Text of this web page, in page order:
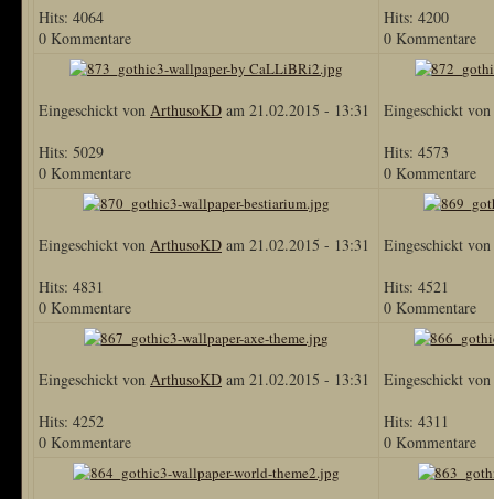
Hits: 4064
0 Kommentare
Hits: 4200
0 Kommentare
Eingeschickt von ArthusoKD am 21.02.2015 - 13:31
Hits: 5029
0 Kommentare
Eingeschickt von
Hits: 4573
0 Kommentare
Eingeschickt von ArthusoKD am 21.02.2015 - 13:31
Hits: 4831
0 Kommentare
Eingeschickt von
Hits: 4521
0 Kommentare
Eingeschickt von ArthusoKD am 21.02.2015 - 13:31
Hits: 4252
0 Kommentare
Eingeschickt von
Hits: 4311
0 Kommentare